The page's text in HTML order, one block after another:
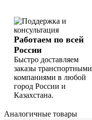
Работаем по всей
России
Быстро доставляем
заказы транспортными
компаниями в любой
город России и
Казахстана.
Аналогичные товары